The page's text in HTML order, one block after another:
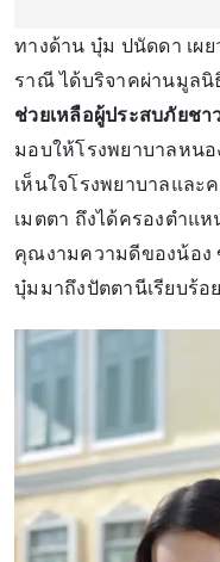
ทางด้าน บุ๋ม ปนัดดา เผ
ราณี ได้บริจาคผ่านมูลนิ
ช่วยเหลือผู้ประสบภัยชา
มอบให้โรงพยาบาลหนอ
เห็นใจโรงพยาบาลแล
เมตตา ถึงได้ครองตำแ
คุณงามความดีของน้อ
บุ๋มมาถึงปัตตานีเรียบร้อ